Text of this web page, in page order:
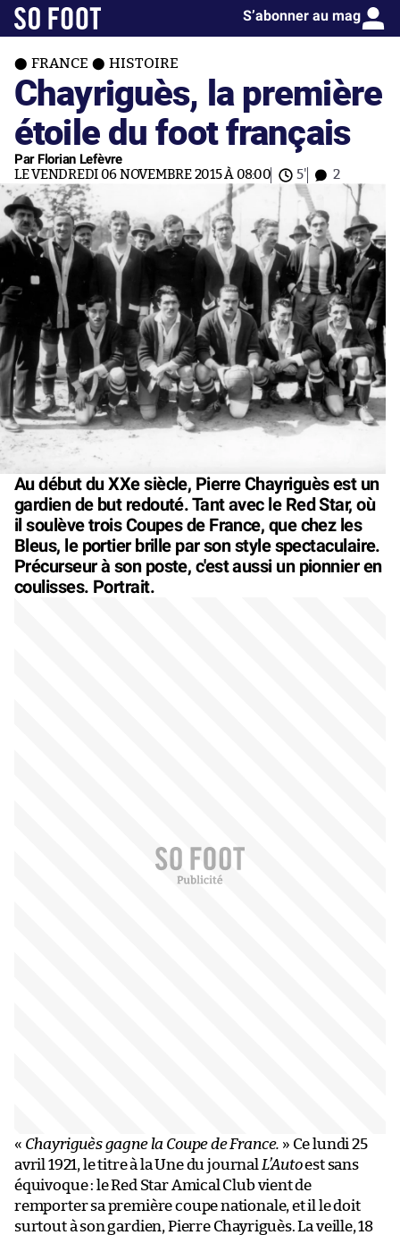
S’abonner au mag
FRANCE HISTOIRE
Chayriguès, la première
étoile du foot français
Par Florian Lefèvre
LE VENDREDI 06 NOVEMBRE 2015 À 08:00 5' 2
Au début du XXe siècle, Pierre Chayriguès est un
gardien de but redouté. Tant avec le Red Star, où
il soulève trois Coupes de France, que chez les
Bleus, le portier brille par son style spectaculaire.
Précurseur à son poste, c'est aussi un pionnier en
coulisses. Portrait.
« Chayriguès gagne la Coupe de France. » Ce lundi 25
avril 1921, le titre à la Une du journal L’Autoest sans
équivoque : le Red Star Amical Club vient de
remporter sa première coupe nationale, et il le doit
surtout à son gardien, Pierre Chayriguès. La veille, 18